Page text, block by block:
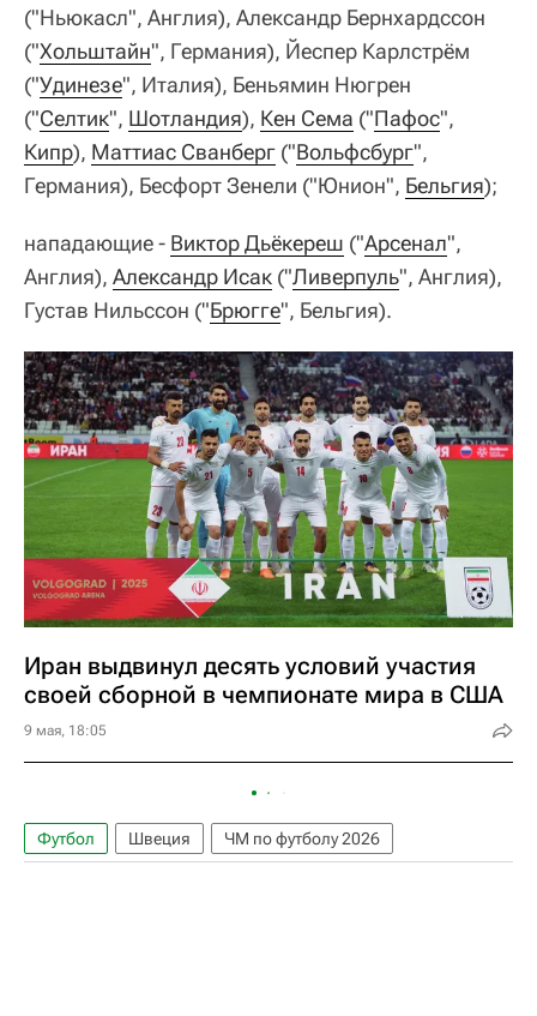
("Ньюкасл", Англия), Александр Бернхардссон
("Хольштайн", Германия), Йеспер Карлстрём
("Удинезе", Италия), Беньямин Нюгрен
("Селтик", Шотландия), Кен Сема ("Пафос",
Кипр), Маттиас Сванберг ("Вольфсбург",
Германия), Бесфорт Зенели ("Юнион", Бельгия);
нападающие - Виктор Дьёкереш ("Арсенал",
Англия), Александр Исак ("Ливерпуль", Англия),
Густав Нильссон ("Брюгге", Бельгия).
Иран выдвинул десять условий участия
своей сборной в чемпионате мира в США
9 мая, 18:05
Футбол Швеция ЧМ по футболу 2026